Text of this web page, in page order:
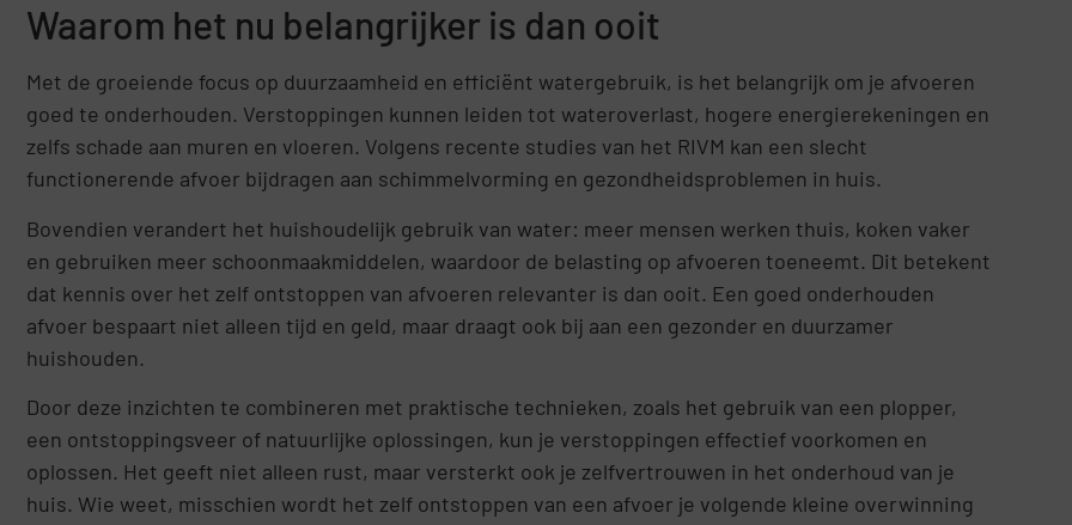
Waarom het nu belangrijker is dan ooit
Met de groeiende focus op duurzaamheid en efficiënt watergebruik, is het belangrijk om je afvoeren
goed te onderhouden. Verstoppingen kunnen leiden tot wateroverlast, hogere energierekeningen en
zelfs schade aan muren en vloeren. Volgens recente studies van het RIVM kan een slecht
functionerende afvoer bijdragen aan schimmelvorming en gezondheidsproblemen in huis.
Bovendien verandert het huishoudelijk gebruik van water: meer mensen werken thuis, koken vaker
en gebruiken meer schoonmaakmiddelen, waardoor de belasting op afvoeren toeneemt. Dit betekent
dat kennis over het zelf ontstoppen van afvoeren relevanter is dan ooit. Een goed onderhouden
afvoer bespaart niet alleen tijd en geld, maar draagt ook bij aan een gezonder en duurzamer
huishouden.
Door deze inzichten te combineren met praktische technieken, zoals het gebruik van een plopper,
een ontstoppingsveer of natuurlijke oplossingen, kun je verstoppingen effectief voorkomen en
oplossen. Het geeft niet alleen rust, maar versterkt ook je zelfvertrouwen in het onderhoud van je
huis. Wie weet, misschien wordt het zelf ontstoppen van een afvoer je volgende kleine overwinning